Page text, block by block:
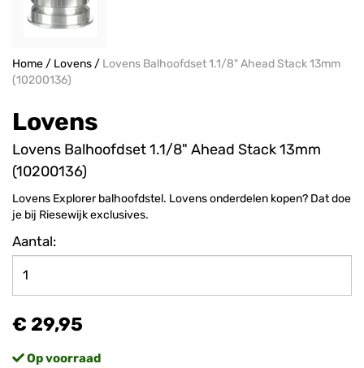
Home/ Lovens/ Lovens Balhoofdset 1.1/8" Ahead Stack 13mm
(10200136)
Lovens
Lovens Balhoofdset 1.1/8" Ahead Stack 13mm
(10200136)
Lovens Explorer balhoofdstel. Lovens onderdelen kopen? Dat doe
je bij Riesewijk exclusives.
Aantal:
€ 29,95
Op voorraad